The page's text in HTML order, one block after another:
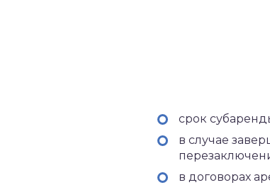
срок
в случае
в договорах